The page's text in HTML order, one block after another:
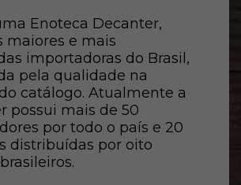
Enoteca Decanter,
maiores e mais
importadoras do Brasil,
pela qualidade na
catálogo. Atualmente a
possui mais de 50
por todo o país e 20
distribuídas por oito